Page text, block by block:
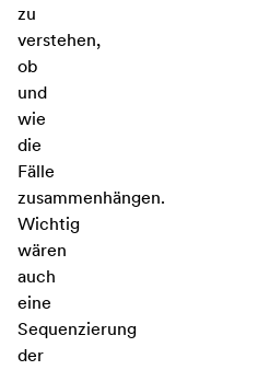
zu
verstehen,
ob
und
wie
die
Fälle
zusammenhängen.
Wichtig
wären
auch
eine
Sequenzierung
der